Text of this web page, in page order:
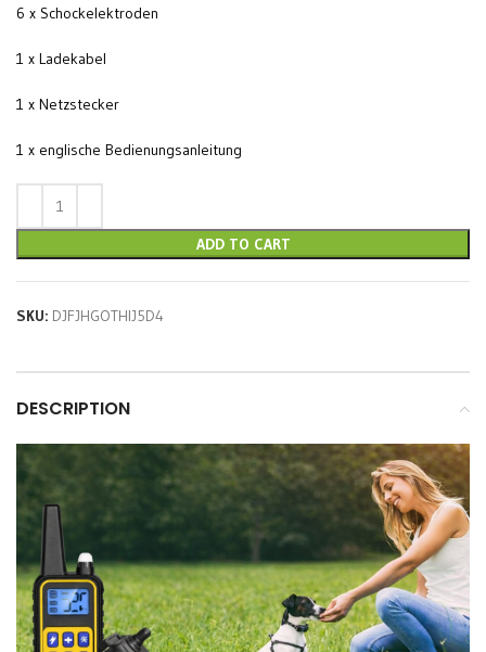
6 x Schockelektroden
1 x Ladekabel
1 x Netzstecker
1 x englische Bedienungsanleitung
ADD TO CART
SKU: DJFJHGOTHIJ5D4
DESCRIPTION